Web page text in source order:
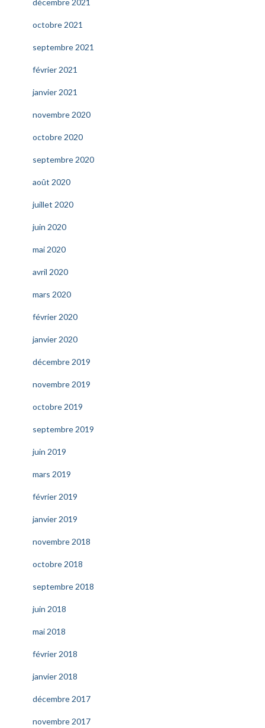
décembre 2021
octobre 2021
septembre 2021
février 2021
janvier 2021
novembre 2020
octobre 2020
septembre 2020
août 2020
juillet 2020
juin 2020
mai 2020
avril 2020
mars 2020
février 2020
janvier 2020
décembre 2019
novembre 2019
octobre 2019
septembre 2019
juin 2019
mars 2019
février 2019
janvier 2019
novembre 2018
octobre 2018
septembre 2018
juin 2018
mai 2018
février 2018
janvier 2018
décembre 2017
novembre 2017